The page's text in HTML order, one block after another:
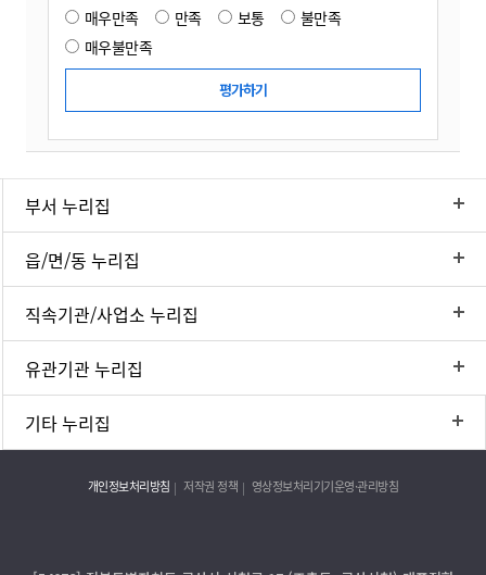
매우만족 만족 보통
불만족
매우불만족
부서 누리집
읍/면/동 누리집
직속기관/사업소 누리집
유관기관 누리집
기타 누리집
개인정보처리방침 저작권 정책 영상정보처리기기운영·관리방침